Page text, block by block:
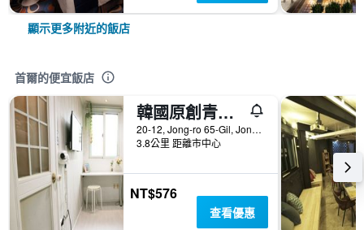
顯示更多附近的飯店
首爾的便宜飯店
韓國原創青年旅舍
20-12, Jong-ro 65-Gil, Jongno-gu, 首爾, 韓國
3.8公里 距離市中心
NT$576
查看優惠